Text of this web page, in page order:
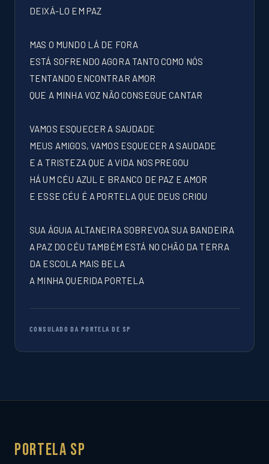
DEIXÁ-LO EM PAZ
MAS O MUNDO LÁ DE FORA
ESTÁ SOFRENDO AGORA TANTO COMO NÓS
TENTANDO ENCONTRAR AMOR
QUE A MINHA VOZ NÃO CONSEGUE CANTAR
VAMOS ESQUECER A SAUDADE
MEUS AMIGOS, VAMOS ESQUECER A SAUDADE
E A TRISTEZA QUE A VIDA NOS PREGOU
HÁ UM CÉU AZUL E BRANCO DE PAZ E AMOR
E ESSE CÉU É A PORTELA QUE DEUS CRIOU
SUA ÁGUIA ALTANEIRA SOBREVOA SUA BANDEIRA
A PAZ DO CÉU TAMBÉM ESTÁ NO CHÃO DA TERRA
DA ESCOLA MAIS BELA
A MINHA QUERIDA PORTELA
CONSULADO DA PORTELA DE SP
Portela SP